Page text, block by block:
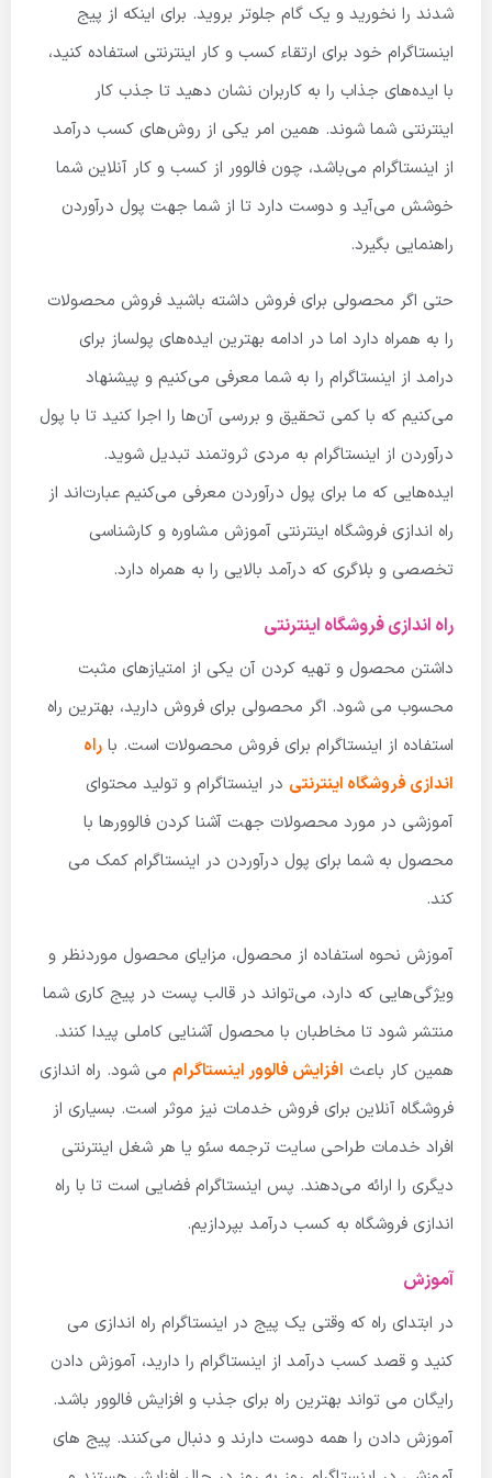
شدند را نخورید و یک گام جلوتر بروید. برای اینکه از پیج
اینستاگرام خود برای ارتقاء کسب و کار اینترنتی استفاده کنید،
با ایده‌های جذاب را به کاربران نشان دهید تا جذب کار
اینترنتی شما شوند. همین امر یکی از روش‌های کسب درآمد
از اینستاگرام می‌باشد، چون فالوور از کسب و کار آنلاین شما
خوشش می‌آید و دوست دارد تا از شما جهت پول درآوردن
راهنمایی بگیرد.
حتی اگر محصولی برای فروش داشته باشید فروش محصولات
را به همراه دارد اما در ادامه بهترین ایده‌های پولساز برای
درامد از اینستاگرام را به شما معرفی می‌کنیم و پیشنهاد
می‌کنیم که با کمی تحقیق و بررسی آن‌ها را اجرا کنید تا با پول
درآوردن از اینستاگرام به مردی ثروتمند تبدیل شوید.
ایده‌هایی که ما برای پول درآوردن معرفی می‌کنیم عبارت‌اند از
راه اندازی فروشگاه اینترنتی آموزش مشاوره و کارشناسی
تخصصی و بلاگری که درآمد بالایی را به همراه دارد.
راه اندازی فروشگاه اینترنتی
داشتن محصول و تهیه کردن آن یکی از امتیازهای مثبت
محسوب می شود. اگر محصولی برای فروش دارید، بهترین راه
استفاده از اینستاگرام برای فروش محصولات است. با راه
اندازی فروشگاه اینترنتی در اینستاگرام و تولید محتوای
آموزشی در مورد محصولات جهت آشنا کردن فالوورها با
محصول به شما برای پول درآوردن در اینستاگرام کمک می
کند.
آموزش نحوه استفاده از محصول، مزایای محصول موردنظر و
ویژگی‌هایی که دارد، می‌تواند در قالب پست در پیج کاری شما
منتشر شود تا مخاطبان با محصول آشنایی کاملی پیدا کنند.
همین کار باعث افزایش فالوور اینستاگرام می شود. راه اندازی
فروشگاه آنلاین برای فروش خدمات نیز موثر است. بسیاری از
افراد خدمات طراحی سایت ترجمه سئو یا هر شغل اینترنتی
دیگری را ارائه می‌دهند. پس اینستاگرام فضایی است تا با راه
اندازی فروشگاه به کسب درآمد بپردازیم.
آموزش
در ابتدای راه که وقتی یک پیج در اینستاگرام راه اندازی می
کنید و قصد کسب درآمد از اینستاگرام را دارید، آموزش دادن
رایگان می تواند بهترین راه برای جذب و افزایش فالوور باشد.
آموزش دادن را همه دوست دارند و دنبال می‌کنند. پیج های